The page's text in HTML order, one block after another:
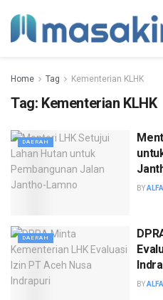
Home Tag Kementerian KLHK
Tag: Kementerian KLHK
DAERAH
BY
DAERAH
BY